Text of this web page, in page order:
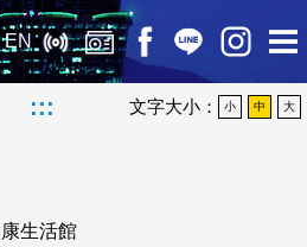
EN
::: 文字大小： 小 中 大
生活館